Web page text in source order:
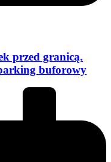
przed granicą.
buforowy